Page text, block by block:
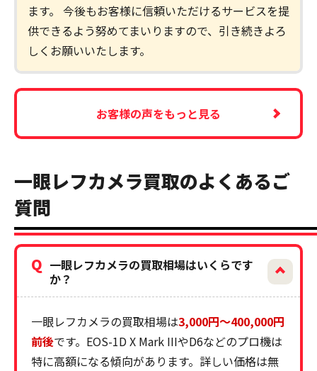
ます。 今後もお客様に信頼いただけるサービスを提
供できるよう努めてまいりますので、引き続きよろ
しくお願いいたします。
お客様の声をもっと見る
一眼レフカメラ買取のよくあるご
質問
Q 一眼レフカメラの買取相場はいくらです
か？
一眼レフカメラの買取相場は3,000円～400,000円
前後です。EOS-1D X Mark IIIやD6などのプロ機は
特に高額になる傾向があります。詳しい価格は無